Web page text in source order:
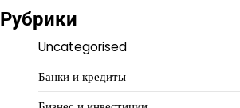
Рубрики
Uncategorised
Банки и кредиты